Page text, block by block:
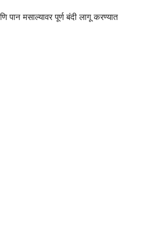
मसाल्यावर पूर्ण बंदी लागू करण्यात